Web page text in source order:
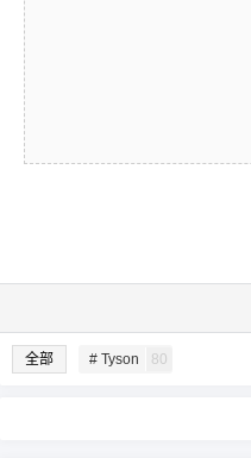
全部 # Tyson 80